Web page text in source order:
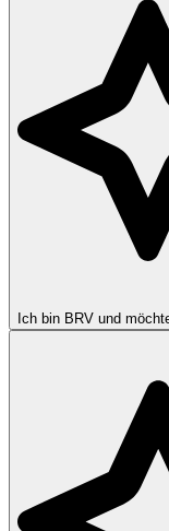
Ich bin BRV und